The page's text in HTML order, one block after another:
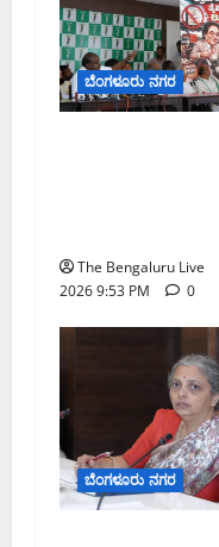
ಬೆಂಗಳೂರು ನಗರ
The Bengaluru Live
2026 9:53 PM
0
ಬೆಂಗಳೂರು ನಗರ